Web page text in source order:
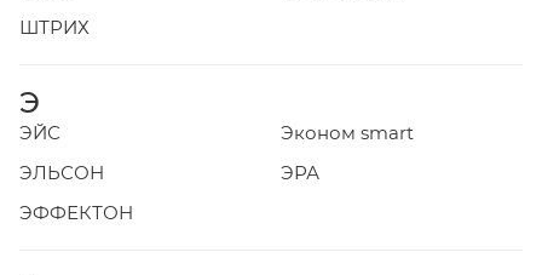
ШТРИХ
Э
ЭЙС
Эконом smart
ЭЛЬСОН
ЭРА
ЭФФЕКТОН